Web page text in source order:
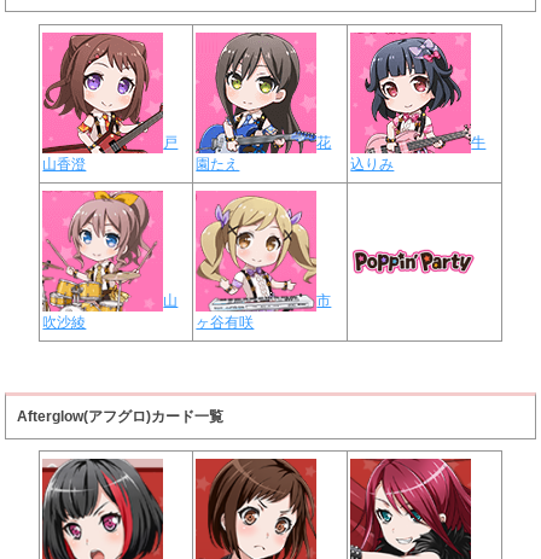
戸
山香澄
花
園たえ
牛
込りみ
山
吹沙綾
市
ヶ谷有咲
Afterglow(アフグロ)カード一覧